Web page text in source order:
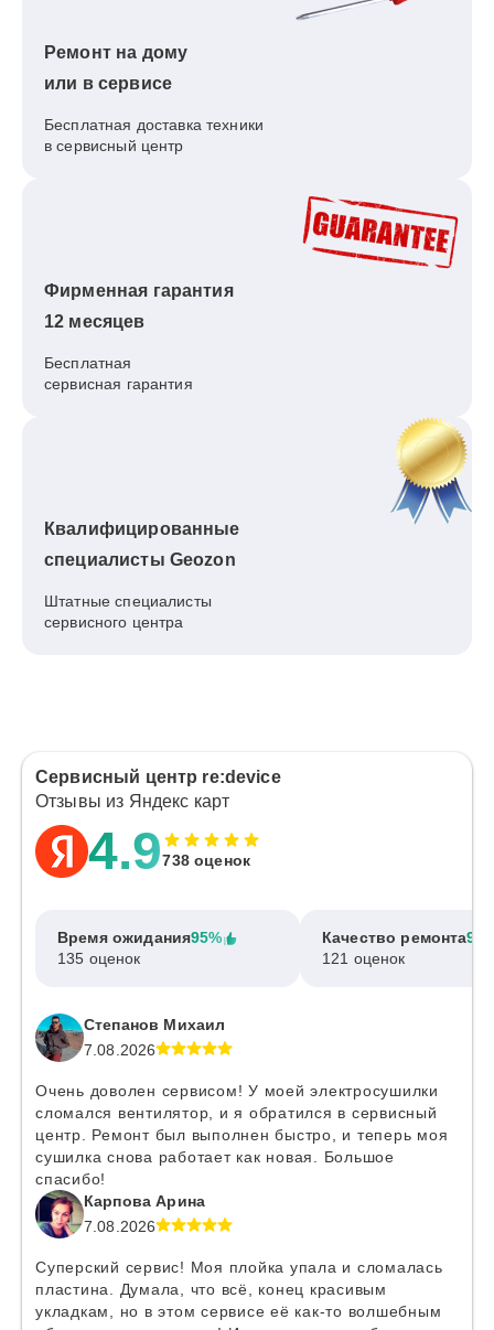
Ремонт на дому
или в сервисе
Бесплатная доставка техники
в сервисный центр
Фирменная гарантия
12 месяцев
Бесплатная
сервисная гарантия
Квалифицированные
специалисты Geozon
Штатные специалисты
сервисного центра
Сервисный центр re:device
Отзывы из Яндекс карт
4.9738 оценок
Время ожидания95%
135 оценок
Качество ремонта
121 оценок
Степанов Михаил
7.08.2026
Очень доволен сервисом! У моей электросушилки
сломался вентилятор, и я обратился в сервисный
центр. Ремонт был выполнен быстро, и теперь моя
сушилка снова работает как новая. Большое
спасибо!
Карпова Арина
7.08.2026
Суперский сервис! Моя плойка упала и сломалась
пластина. Думала, что всё, конец красивым
укладкам, но в этом сервисе её как-то волшебным